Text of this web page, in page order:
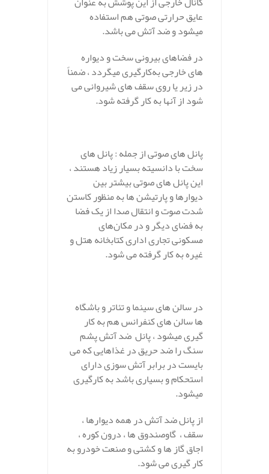
عایق حرارتی صوتی هم استفاده
میشود و ضد آتش می باشد.
در فضاهای بیرونی سخت و دیواره
های خارجی به‌کارگیری میگردد ، ضمناً
در زیر یا روی سقف های شیروانی می
شود از آنها به کار گرفته شود.
پانل های صوتی از جمله : پانل های
سخت با دانسیته بسیار زیاد هستند ،
این پانل های صوتی بیشتر بین
دیوارها و پارتیشن ها به منظور کاستن
شدت صوت و انتقال صدا از یک فضا
به فضای دیگر و در مکان‌های
مسکونی تجاری اداری کتابخانه هتل و
غیره به کار گرفته می شود.
در سالن های سینما و تئاتر و باشگاه
ها سالن های کنفرانس هم به کار
گیری میشود ، پانل ضد آتش پشم
سنگ را ضد حریق در غذاهایی که می
بایست در برابر آتش سوزی دارای
استحکام و بسیاری باشد به کارگیری
میشود.
از پانل ضد آتش در همه دیوارها ،
سقف ، گاوصندوق ها ، درون کوره ،
اجاق گاز ها و کشتی و صنعت خودرو به
کار گیری می شود.